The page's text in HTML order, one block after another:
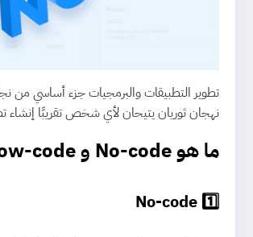
تطوير التطبيقات والبرمجيات جزء أساسي من
نهجان ثوريان يتيحان لأي شخص تقريبًا إنشاء
ما هو No-code و Low-code؟
1️⃣ No-code